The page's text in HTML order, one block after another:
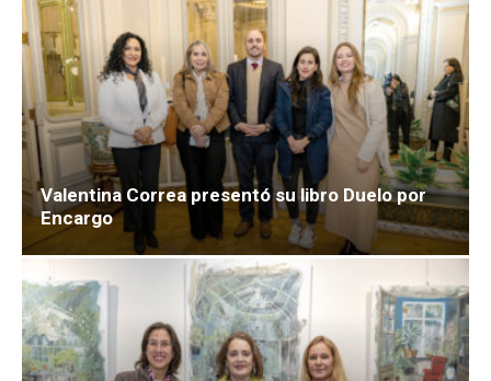
Valentina Correa presentó su libro Duelo por
Encargo